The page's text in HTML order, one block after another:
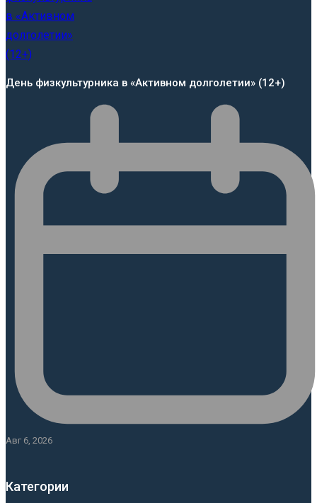
День физкультурника в «Активном долголетии» (12+)
Авг 6, 2026
Категории